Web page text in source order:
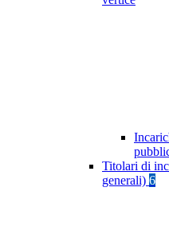
Titolari di
generali) 6